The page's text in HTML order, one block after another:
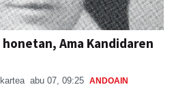
Ama Kandidaren
abu 07, 09:25 ANDOAIN